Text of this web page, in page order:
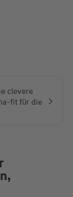
clevere
fit für die